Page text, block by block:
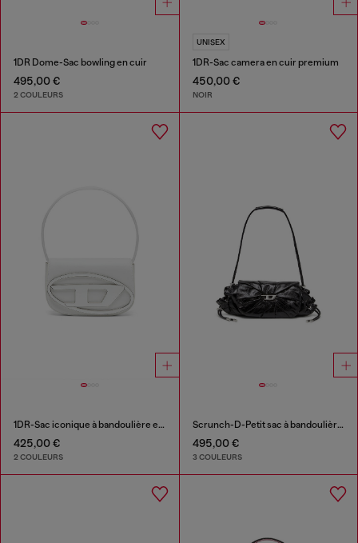
1DR Dome-Sac bowling en cuir
495,00 €
2 COULEURS
UNISEX
1DR-Sac camera en cuir premium
450,00 €
NOIR
1DR-Sac iconique à bandoulière en cuir nappa
425,00 €
2 COULEURS
Scrunch-D-Petit sac à bandoulière en cuir froissé
495,00 €
3 COULEURS